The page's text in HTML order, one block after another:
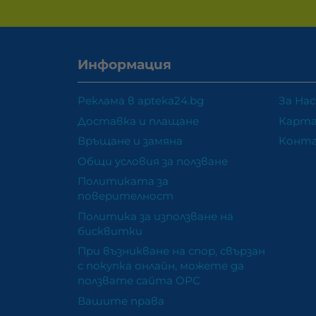
Информация
Реклама в apteka24.bg
Доставка и плащане
Връщане и замяна
Общи условия за ползване
Политиката за
поверителност
Политика за използване на
бисквитки
При възникване на спор, свързан
с покупка онлайн, можете да
ползвате сайта ОРС
Вашите права
За Нас